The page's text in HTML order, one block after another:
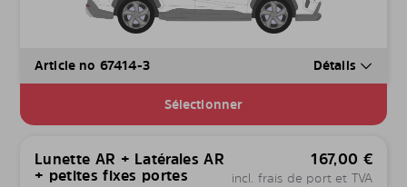
Article no 67414-3 Détails
Sélectionner
Lunette AR + Latérales AR
+ petites fixes portes
167,00 €
incl. frais de port et TVA